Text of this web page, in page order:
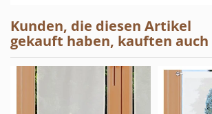
Kunden, die diesen Artikel
gekauft haben, kauften auch